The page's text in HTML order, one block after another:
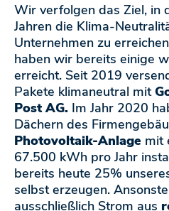
Wir verfolgen das Ziel, in
Jahren die Klima-
Unternehmen zu
haben wir bereits einige
erreicht. Seit 2019
Pakete klimaneutral mit
Post AG. Im Jahr 2020
Dächern des
Photovoltaik-Anlage mit
67.500 kWh pro Jahr
bereits heute 25%
selbst erzeugen.
ausschließlich Strom aus